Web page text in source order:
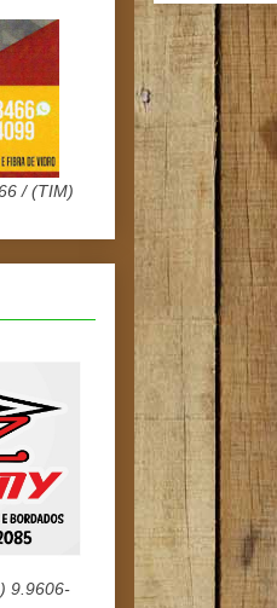
/ (TIM)
9.9606-